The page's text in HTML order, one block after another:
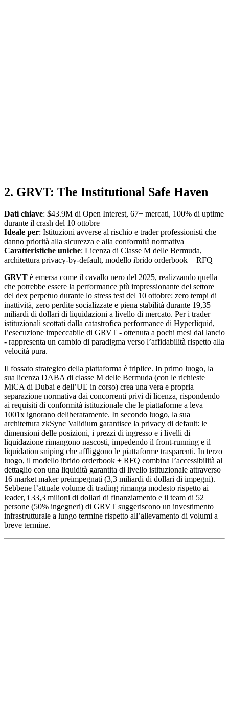
2. GRVT: The Institutional Safe Haven
Dati chiave: $43.9M di Open Interest, 67+ mercati, 100% di uptime
durante il crash del 10 ottobre
Ideale per: Istituzioni avverse al rischio e trader professionisti che
danno priorità alla sicurezza e alla conformità normativa
Caratteristiche uniche: Licenza di Classe M delle Bermuda,
architettura privacy-by-default, modello ibrido orderbook + RFQ
GRVT è emersa come il cavallo nero del 2025, realizzando quella
che potrebbe essere la performance più impressionante del settore
del dex perpetuo durante lo stress test del 10 ottobre: zero tempi di
inattività, zero perdite socializzate e piena stabilità durante 19,35
miliardi di dollari di liquidazioni a livello di mercato. Per i trader
istituzionali scottati dalla catastrofica performance di Hyperliquid,
l’esecuzione impeccabile di GRVT - ottenuta a pochi mesi dal lancio
- rappresenta un cambio di paradigma verso l’affidabilità rispetto alla
velocità pura.
Il fossato strategico della piattaforma è triplice. In primo luogo, la
sua licenza DABA di classe M delle Bermuda (con le richieste
MiCA di Dubai e dell’UE in corso) crea una vera e propria
separazione normativa dai concorrenti privi di licenza, rispondendo
ai requisiti di conformità istituzionale che le piattaforme a leva
1001x ignorano deliberatamente. In secondo luogo, la sua
architettura zkSync Validium garantisce la privacy di default: le
dimensioni delle posizioni, i prezzi di ingresso e i livelli di
liquidazione rimangono nascosti, impedendo il front-running e il
liquidation sniping che affliggono le piattaforme trasparenti. In terzo
luogo, il modello ibrido orderbook + RFQ combina l’accessibilità al
dettaglio con una liquidità garantita di livello istituzionale attraverso
16 market maker preimpegnati (3,3 miliardi di dollari di impegni).
Sebbene l’attuale volume di trading rimanga modesto rispetto ai
leader, i 33,3 milioni di dollari di finanziamento e il team di 52
persone (50% ingegneri) di GRVT suggeriscono un investimento
infrastrutturale a lungo termine rispetto all’allevamento di volumi a
breve termine.